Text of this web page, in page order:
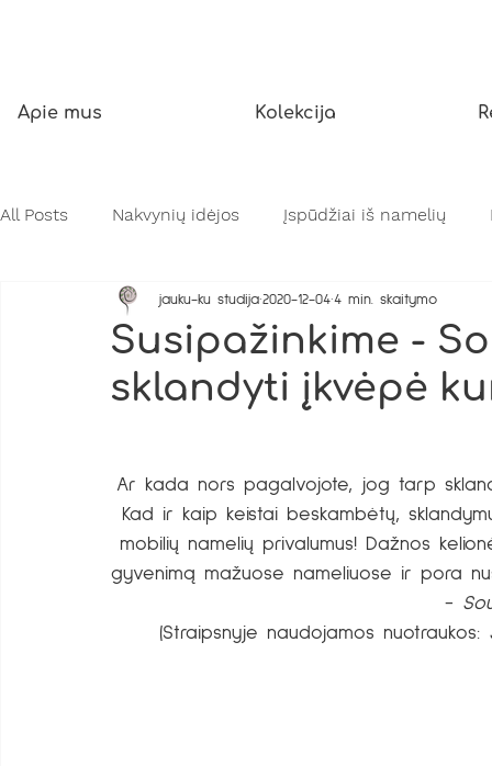
Apie mus Kolekcija
All Posts Nakvynių idėjos Įspūdžiai iš namelių
Įkepiančios asmenybės Gamtos stebuklai
Susipažinkime -
sklandyti įkvėpė
jauku-ku studija 2020-12-04 4 min. skaitymo
Ar kada nors pagalvojote, jog tarp
Kad ir kaip keistai beskambėtų,
mobilių namelių privalumus! Dažnos
gyvenimą mažuose nameliuose ir pora
-
(Straipsnyje naudojamos nuotraukos: